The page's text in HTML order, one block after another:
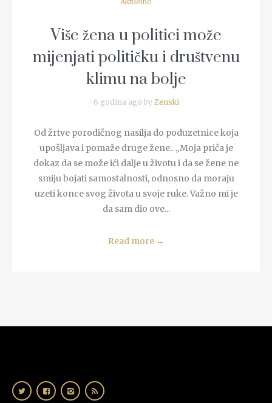
Više žena u politici može
mijenjati političku i društvenu
klimu na bolje
6 godina ago by Zenski
Od žrtve porodičnog nasilja do poduzetnice koja
upošljava i pomaže druge žene.. „Moja priča je
dokaz da se može ići dalje u životu i da se žene ne
smiju bojati samostalnosti, odnosno da moraju
uzeti konce svog života u svoje ruke. Važno mi je
da sam dio ove...
Read more →